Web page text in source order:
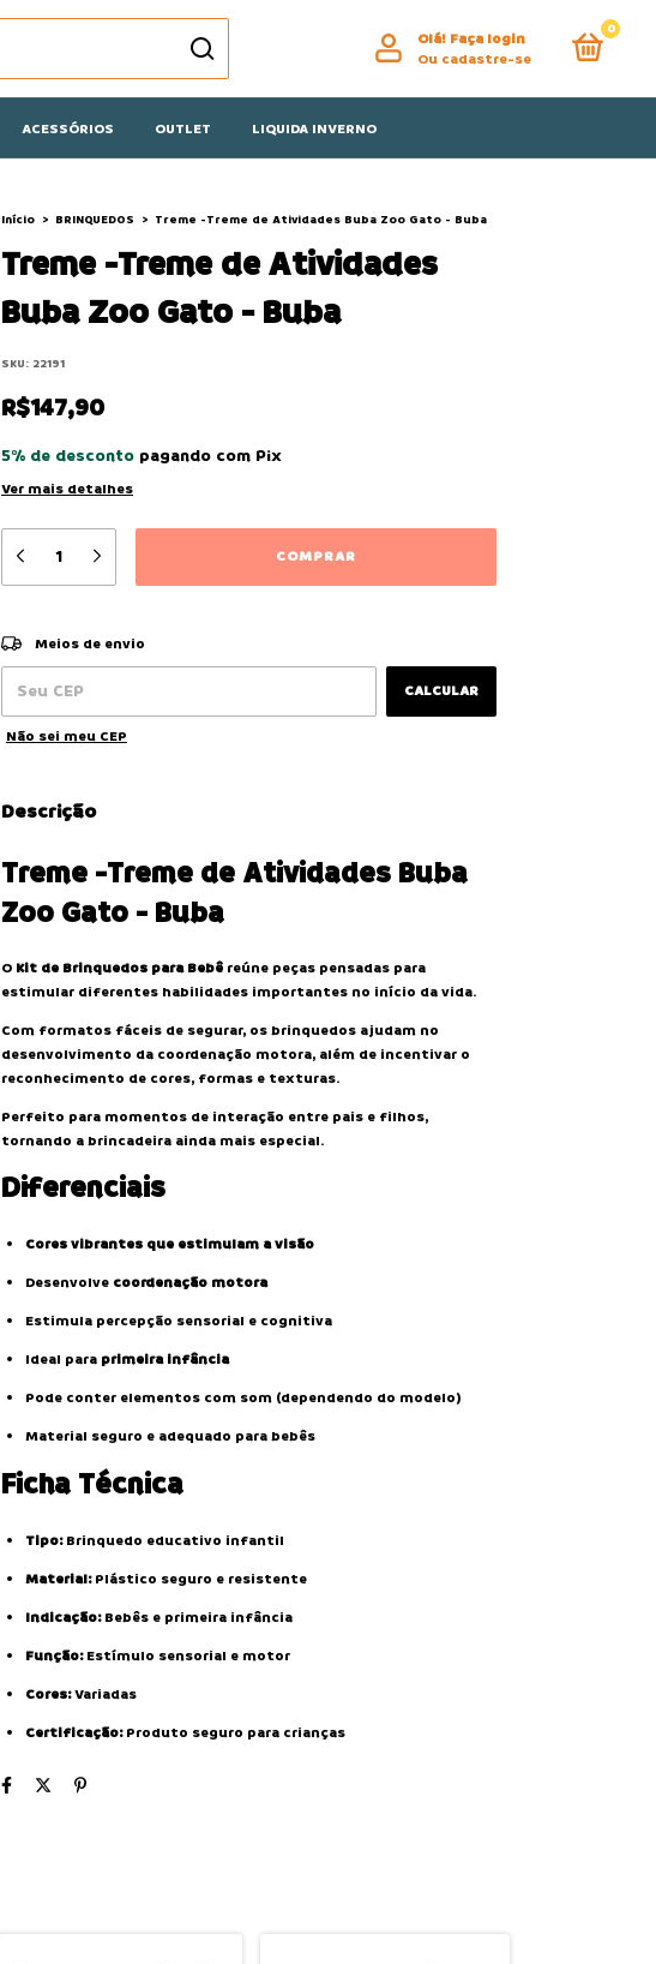
Olá! Faça login
Ou cadastre-se
0
ACESSÓRIOS OUTLET LIQUIDA INVERNO
Início > BRINQUEDOS > Treme -Treme de Atividades Buba Zoo Gato - Buba
Treme -Treme de Atividades
Buba Zoo Gato - Buba
SKU: 22191
R$147,90
5% de desconto pagando com Pix
Ver mais detalhes
Entregas para o CEP:
Meios de envio
CALCULAR
Não sei meu CEP
Descrição
Treme -Treme de Atividades Buba
Zoo Gato - Buba
O Kit de Brinquedos para Bebê reúne peças pensadas para
estimular diferentes habilidades importantes no início da vida.
Com formatos fáceis de segurar, os brinquedos ajudam no
desenvolvimento da coordenação motora, além de incentivar o
reconhecimento de cores, formas e texturas.
Perfeito para momentos de interação entre pais e filhos,
tornando a brincadeira ainda mais especial.
Diferenciais
Cores vibrantes que estimulam a visão
Desenvolve coordenação motora
Estimula percepção sensorial e cognitiva
Ideal para primeira infância
Pode conter elementos com som (dependendo do modelo)
Material seguro e adequado para bebês
Ficha Técnica
Tipo:Brinquedo educativo infantil
Material:Plástico seguro e resistente
Indicação:Bebês e primeira infância
Função:Estímulo sensorial e motor
Cores:Variadas
Certificação:Produto seguro para crianças